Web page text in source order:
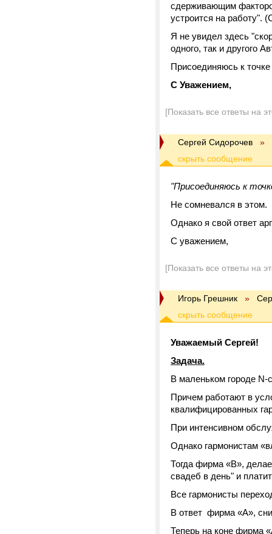
сдерживающим
устроится на работу".
Я не увидел здесь
одного, так и другого
Присоединяюсь к
С Уважением,
[Показать все ответы на
Сергей Сидорочев »
"Присоединяюсь к
Не сомневался в этом.
Однако я свой ответ
С уважением,
[Показать все ответы на
Игорь Грешник »
Уважаемый Сергей!
Задача.
В маленьком городе
Причем работают в
квалифицированных
При интенсивном
Однако гармонистам
Тогда фирма «В»,
свадеб в день" и
Все гармонисты
В ответ фирма «А»,
Теперь на коне фирма